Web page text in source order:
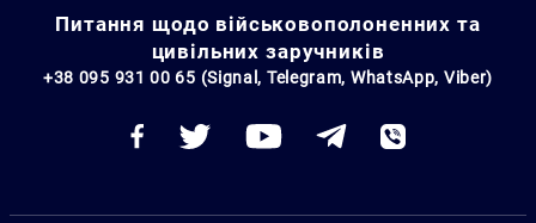
Питання щодо військовополоненних та
цивільних заручників
+38 095 931 00 65 (Signal, Telegram, WhatsApp, Viber)